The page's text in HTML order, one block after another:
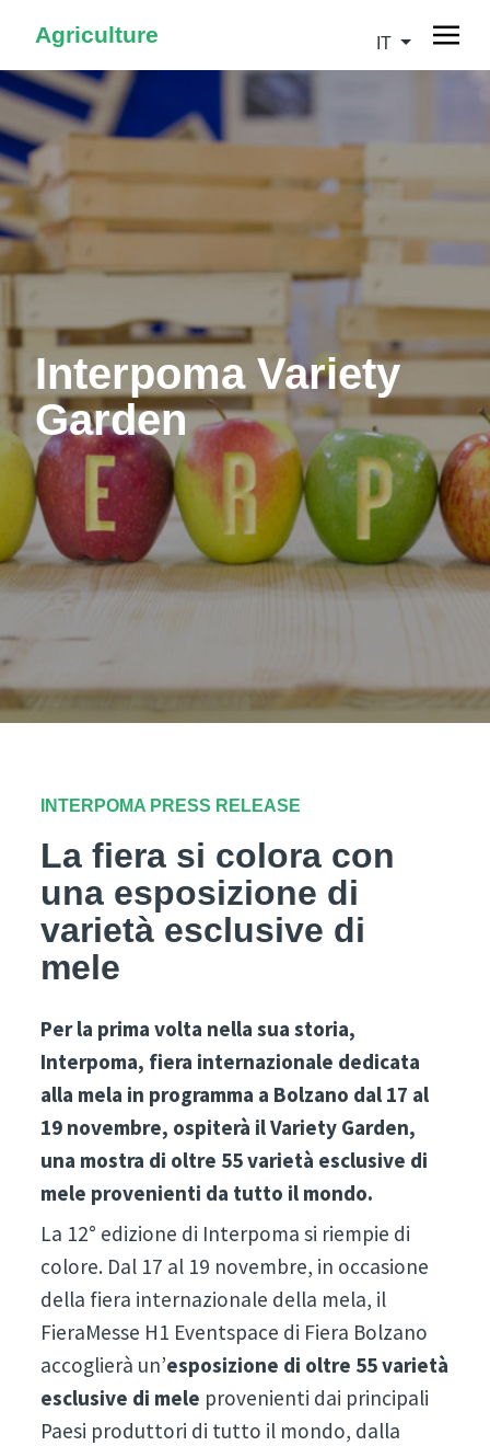
Agriculture IT
Interpoma Variety
Garden
INTERPOMA PRESS RELEASE
La fiera si colora con
una esposizione di
varietà esclusive di
mele
Per la prima volta nella sua storia,
Interpoma, fiera internazionale dedicata
alla mela in programma a Bolzano dal 17 al
19 novembre, ospiterà il Variety Garden,
una mostra di oltre 55 varietà esclusive di
mele provenienti da tutto il mondo.
La 12° edizione di Interpoma si riempie di
colore. Dal 17 al 19 novembre, in occasione
della fiera internazionale della mela, il
FieraMesse H1 Eventspace di Fiera Bolzano
accoglierà un’esposizione di oltre 55 varietà
esclusive di mele provenienti dai principali
Paesi produttori di tutto il mondo, dalla